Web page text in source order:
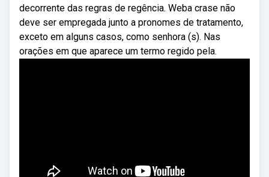
decorrente das regras de regência. Weba crase não
deve ser empregada junto a pronomes de tratamento,
exceto em alguns casos, como senhora (s). Nas
orações em que aparece um termo regido pela.